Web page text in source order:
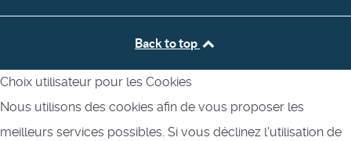
Back to top
Choix utilisateur pour les Cookies
Nous utilisons des cookies afin de vous proposer les
meilleurs services possibles. Si vous déclinez l'utilisation de